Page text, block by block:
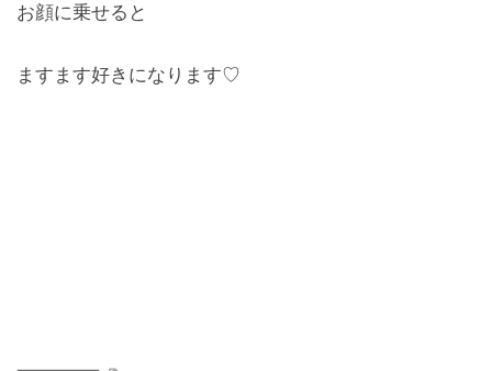
お顔に乗せると
ますます好きになります♡